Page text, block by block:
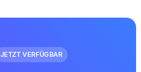
JETZT VERFÜGBAR